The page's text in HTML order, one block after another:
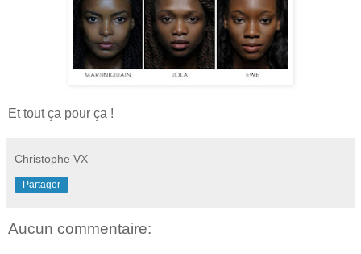
Et tout ça pour ça !
Christophe VX
Partager
Aucun commentaire: